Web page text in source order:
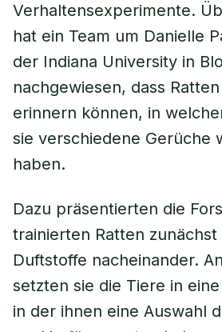
Verhaltensexperimente.
hat ein Team um Danielle
der Indiana University in
nachgewiesen, dass
erinnern können, in
sie verschiedene Gerüche
haben.
Dazu präsentierten die
trainierten Ratten
Duftstoffe nacheinander.
setzten sie die Tiere in
in der ihnen eine Auswahl